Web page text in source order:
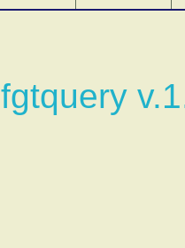
fgtquery